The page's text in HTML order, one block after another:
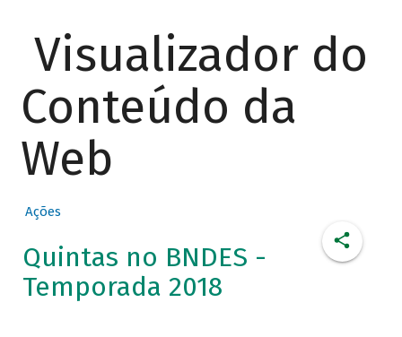
Visualizador do
Conteúdo da
Web
Ações
Quintas no BNDES -
Temporada 2018